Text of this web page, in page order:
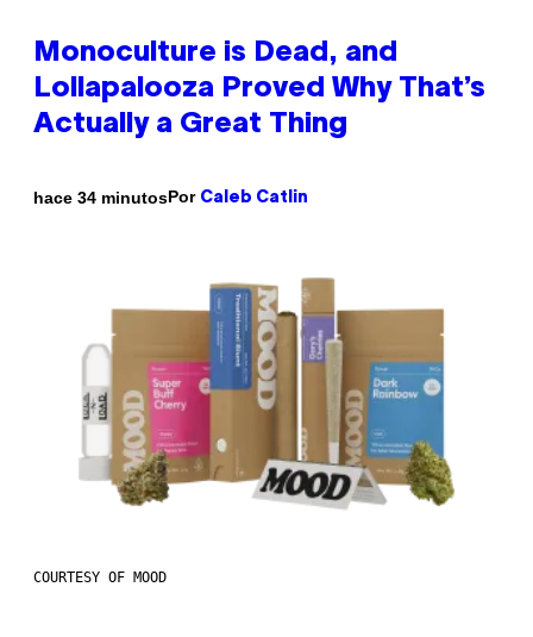
Monoculture is Dead, and
Lollapalooza Proved Why That’s
Actually a Great Thing
hace 34 minutosPor Caleb Catlin
COURTESY OF MOOD